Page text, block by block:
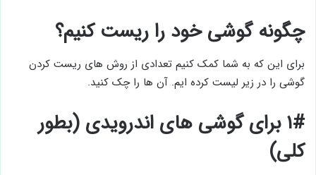
چگونه گوشی خود را ریست کنیم؟
برای این که به شما کمک کنیم تعدادی از روش های ریست کردن
گوشی را در زیر لیست کرده ایم. آن ها را چک کنید.
۱# برای گوشی های اندرویدی (بطور
کلی)